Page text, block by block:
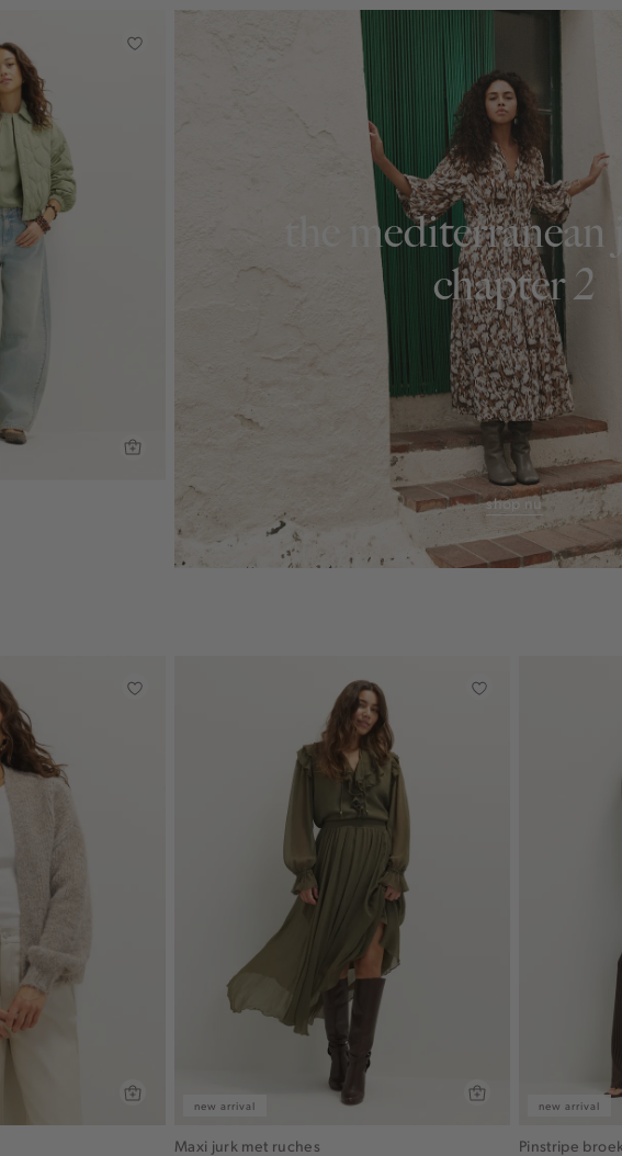
the mediterranean
chapter 2
shop nu
new arrival
Maxi jurk met ruches
new arrival
Pinstripe